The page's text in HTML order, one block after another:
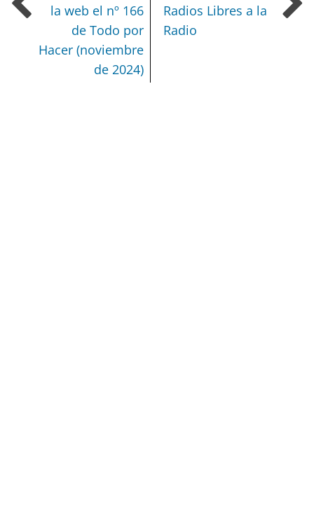
la web el nº 166
de Todo por
Hacer (noviembre
de 2024)
Radios Libres a la
Radio